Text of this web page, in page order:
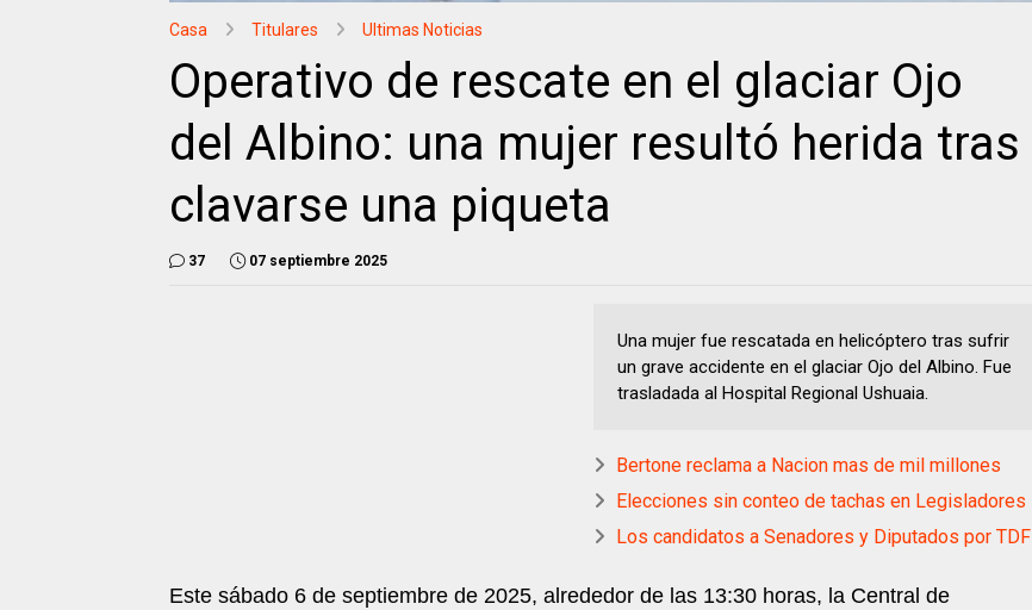
Casa Titulares Ultimas Noticias
Operativo de rescate en el glaciar Ojo
del Albino: una mujer resultó herida tras
clavarse una piqueta
37 07 septiembre 2025
Una mujer fue rescatada en helicóptero tras sufrir
un grave accidente en el glaciar Ojo del Albino. Fue
trasladada al Hospital Regional Ushuaia.
Bertone reclama a Nacion mas de mil millones
Elecciones sin conteo de tachas en Legisladores
Los candidatos a Senadores y Diputados por TDF
Este sábado 6 de septiembre de 2025, alrededor de las 13:30 horas, la Central de